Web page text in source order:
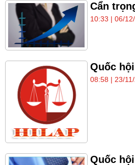
Cẩn
10:33 | 06/
Quốc
08:58 | 23/
Quốc